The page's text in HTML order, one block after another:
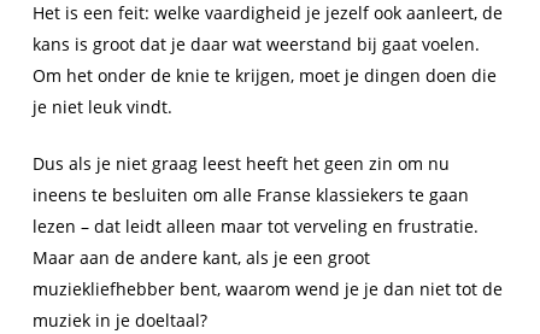
Het is een feit: welke vaardigheid je jezelf ook aanleert, de
kans is groot dat je daar wat weerstand bij gaat voelen.
Om het onder de knie te krijgen, moet je dingen doen die
je niet leuk vindt.
Dus als je niet graag leest heeft het geen zin om nu
ineens te besluiten om alle Franse klassiekers te gaan
lezen – dat leidt alleen maar tot verveling en frustratie.
Maar aan de andere kant, als je een groot
muziekliefhebber bent, waarom wend je je dan niet tot de
muziek in je doeltaal?